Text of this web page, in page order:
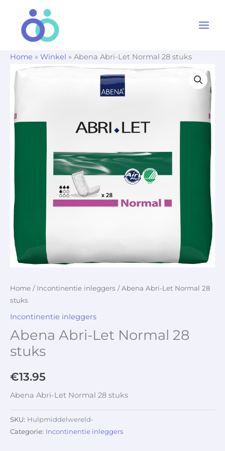
Home » Winkel » Abena Abri-Let Normal 28 stuks
Home / Incontinentie inleggers / Abena Abri-Let Normal 28
stuks
Incontinentie inleggers
Abena Abri-Let Normal 28
stuks
€13.95
Abena Abri-Let Normal 28 stuks
SKU: Hulpmiddelwereld-
Categorie: Incontinentie inleggers